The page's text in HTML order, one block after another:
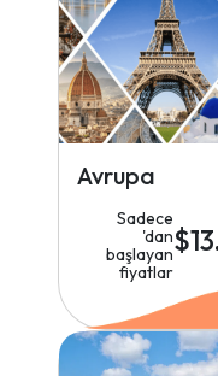
Avrupa
Sadece
'dan
başlayan
fiyatlar